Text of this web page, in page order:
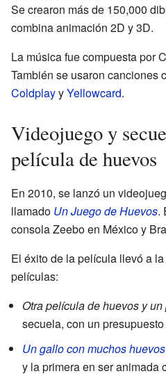
Se crearon más de 150,000
combina animación 2D y 3D.
La música fue compuesta por
También se usaron canciones
ColdplayyYellowcard.
Videojuego y
película de huevos
En 2010, se lanzó un
llamado Un Juego de Huevos.
consola Zeebo en México y
El éxito de la película llevó a
películas:
Otra película de huevos y
secuela, con un presupuesto
Un gallo con muchos huevos
y la primera en ser animada